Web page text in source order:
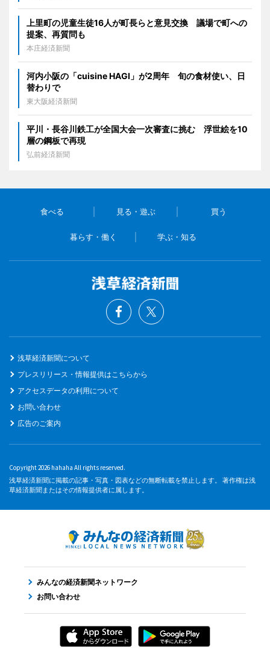
上里町の児童生徒16人が町長らと意見交換 議場で町への
提案、再質問も
本庄経済新聞
河内小阪の「cuisine HAGI」が2周年 旬の食材使い、日
替わりで
東大阪経済新聞
平川・長谷川鉄工が全国大会一次審査に挑む 浮世絵を10
層の鋼板で再現
弘前経済新聞
食べる 見る・遊ぶ 買う
暮らす・働く 学ぶ・知る
浅草経済新聞について
プレスリリース・情報提供はこちらから
アクセスデータの利用について
お問い合わせ
広告のご案内
Copyright 2026 hahaha All rights reserved.
浅草経済新聞に掲載の記事・写真・図表などの無断転載を禁止します。 著作権は浅
草経済新聞またはその情報提供者に属します。
みんなの経済新聞ネットワーク
お問い合わせ